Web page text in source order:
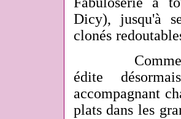
Dicy), jusqu'à
clonés
Comme on
édite
accompagnant
plats dans les